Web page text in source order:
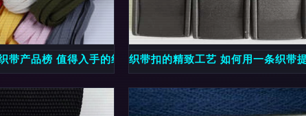
带产品榜 值得入手的织带商品推荐织带扣的精致工艺 如何用一条织带